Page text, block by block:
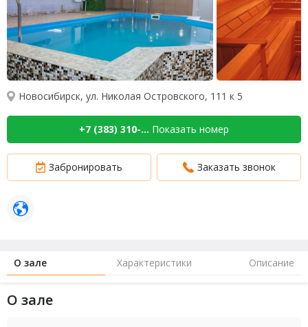
Новосибирск, ул. Николая Островского, 111 к 5
+7 (383) 310-... Показать номер
Забронировать Заказать звонок
О зале Характеристики Описание
О зале